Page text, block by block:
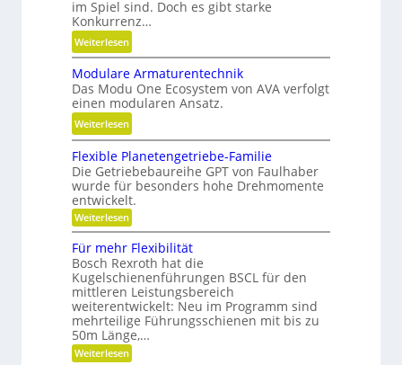
d
P
r
ä
z
i
s
i
o
n
i
b
i
i
t
ä
t
,
D
y
n
a
m
k
u
n
d
P
l
im Spiel sind. Doch es gibt starke
Konkurrenz…
Weiterlesen:
K
u
g
e
l
g
e
w
i
n
d
e
t
r
e
b
u
Modulare Armaturentechnik
Das Modu One Ecosystem von AVA verfolgt
einen modularen Ansatz.
Weiterlesen:
M
o
d
u
l
a
r
e
A
r
m
a
t
u
Flexible Planetengetriebe-Familie
Die Getriebebaureihe GPT von Faulhaber
wurde für besonders hohe Drehmomente
entwickelt.
Weiterlesen:
F
e
x
i
b
l
e
P
l
a
Für mehr Flexibilität
Bosch Rexroth hat die
Kugelschienenführungen BSCL für den
mittleren Leistungsbereich
weiterentwickelt: Neu im Programm sind
mehrteilige Führungsschienen mit bis zu
50m Länge,…
Weiterlesen: